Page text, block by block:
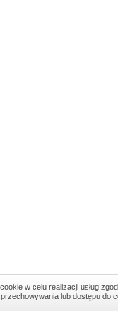
w celu realizacji usług
lub dostępu do